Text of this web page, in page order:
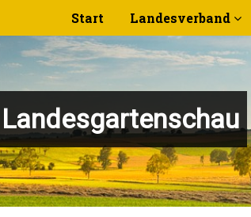
Start Landesverband
Landesgartenschau